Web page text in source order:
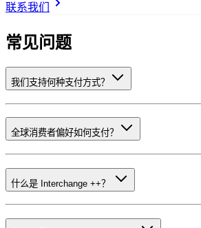
联系我们
常见问题
我们支持何种支付方式？
全球消费者偏好如何支付？
什么是 Interchange ++？